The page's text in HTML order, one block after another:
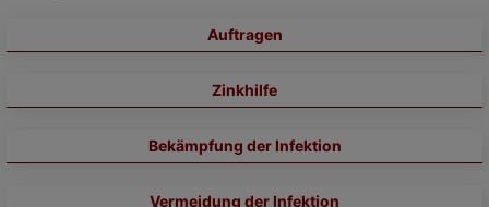
Auftragen
Zinkhilfe
Bekämpfung der Infektion
Vermeidung der Infektion